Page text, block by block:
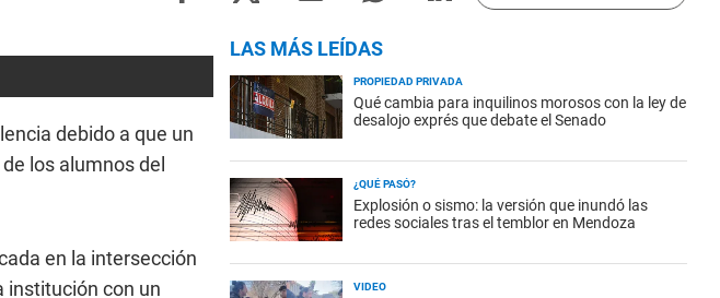
debido a que un
los alumnos del
en la intersección
institución con un
LAS MÁS LEÍDAS
PROPIEDAD PRIVADA
Qué cambia para inquilinos morosos con la ley de
desalojo exprés que debate el Senado
¿QUÉ PASÓ?
Explosión o sismo: la versión que inundó las
redes sociales tras el temblor en Mendoza
VIDEO